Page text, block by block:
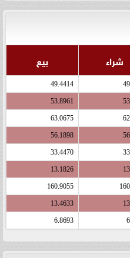
شراء بيع
49.4414
53.8961
63.0675
56.1898
33.4470
13.1826
160.9055
13.4633
6.8693